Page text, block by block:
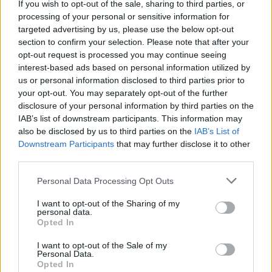
If you wish to opt-out of the sale, sharing to third parties, or
processing of your personal or sensitive information for
targeted advertising by us, please use the below opt-out
section to confirm your selection. Please note that after your
opt-out request is processed you may continue seeing
interest-based ads based on personal information utilized by
us or personal information disclosed to third parties prior to
your opt-out. You may separately opt-out of the further
disclosure of your personal information by third parties on the
IAB’s list of downstream participants. This information may
also be disclosed by us to third parties on the IAB’s List of
Downstream Participants that may further disclose it to other
Personal Data Processing Opt Outs
I want to opt-out of the Sharing of my
personal data.
Opted In
I want to opt-out of the Sale of my
Personal Data.
Opted In
lielāka palīdzība būs nepieciešama pirmo klašu
skolēniem - jāpalīdz saprast uzdevumu, jāpalīdz
saprast, kāds ir uzdevuma sasniedzamais mērķis.
3.Nodrošini skolas režīmu.Vecāki ir galvenie
atbildīgie par to, lai radītu sajūtu, ka dienai ir ritms.
Un nav svarīgi, vai skolēns mācās pirmajā vai
piektajā klasē! Jādodas gulēt laicīgi, jāmostas laicīgi.
Ir jāiztiek bez tekstiem - es to izpildīšu vēlāk, vakarā!
“Liela daļa skolu turēsies pie ierastā stundu saraksta
un ierastajiem stundu laikiem,”
Mammamuntetiem.lv informēja Zane Oliņa,
ieviešanas vadītāja.
4.Palīdzi iekārtot darba vietu.
jau ir savs rakstāmgalds, tomēr ne viena vien ģimene
šo krīzes laiku ir nolēmusi pavadīt laukos. Vai arī tur